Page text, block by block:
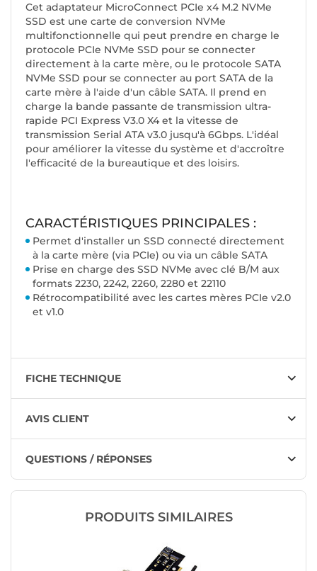
Cet adaptateur MicroConnect PCIe x4 M.2 NVMe
SSD est une carte de conversion NVMe
multifonctionnelle qui peut prendre en charge le
protocole PCIe NVMe SSD pour se connecter
directement à la carte mère, ou le protocole SATA
NVMe SSD pour se connecter au port SATA de la
carte mère à l'aide d'un câble SATA. Il prend en
charge la bande passante de transmission ultra-
rapide PCI Express V3.0 X4 et la vitesse de
transmission Serial ATA v3.0 jusqu'à 6Gbps. L'idéal
pour améliorer la vitesse du système et d'accroître
l'efficacité de la bureautique et des loisirs.
CARACTÉRISTIQUES PRINCIPALES :
Permet d'installer un SSD connecté directement
à la carte mère (via PCIe) ou via un câble SATA
Prise en charge des SSD NVMe avec clé B/M aux
formats 2230, 2242, 2260, 2280 et 22110
Rétrocompatibilité avec les cartes mères PCIe v2.0
et v1.0
FICHE TECHNIQUE
AVIS CLIENT
QUESTIONS / RÉPONSES
PRODUITS SIMILAIRES